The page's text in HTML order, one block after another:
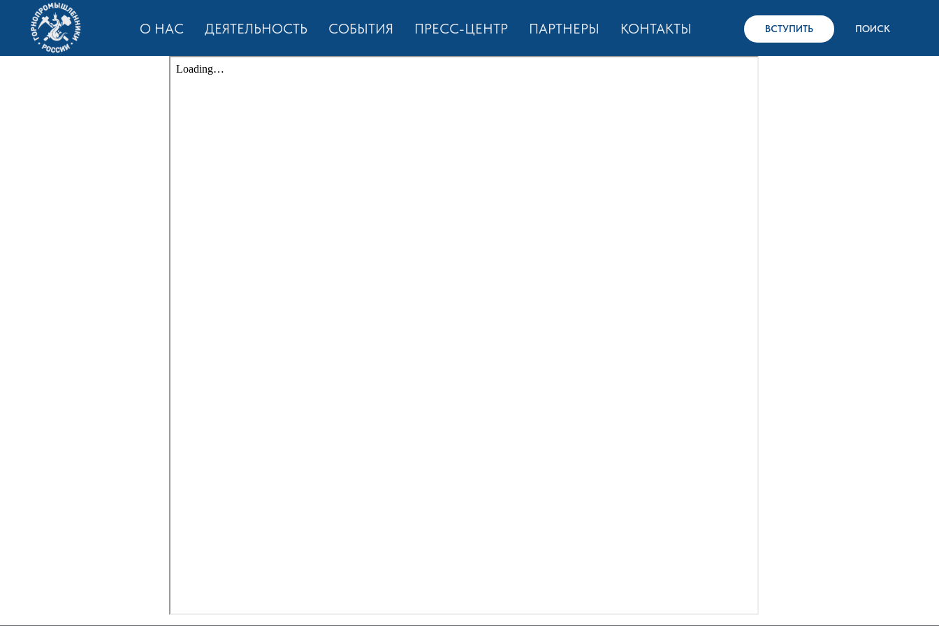
О НАС ДЕЯТЕЛЬНОСТЬ СОБЫТИЯ ПРЕСС-ЦЕНТР ПАРТНЕРЫ КОНТАКТЫ ВСТУПИТЬ ПОИСК